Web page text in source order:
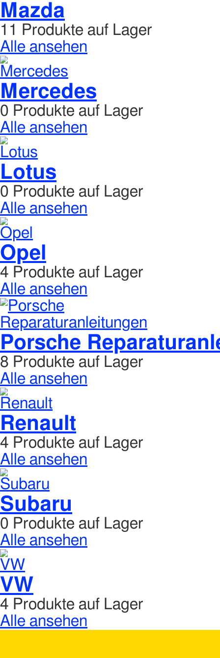
Mazda
11 Produkte auf Lager
Alle ansehen
Mercedes
0 Produkte auf Lager
Alle ansehen
Lotus
0 Produkte auf Lager
Alle ansehen
Opel
4 Produkte auf Lager
Alle ansehen
Porsche
8 Produkte auf Lager
Alle ansehen
Renault
4 Produkte auf Lager
Alle ansehen
Subaru
0 Produkte auf Lager
Alle ansehen
VW
4 Produkte auf Lager
Alle ansehen